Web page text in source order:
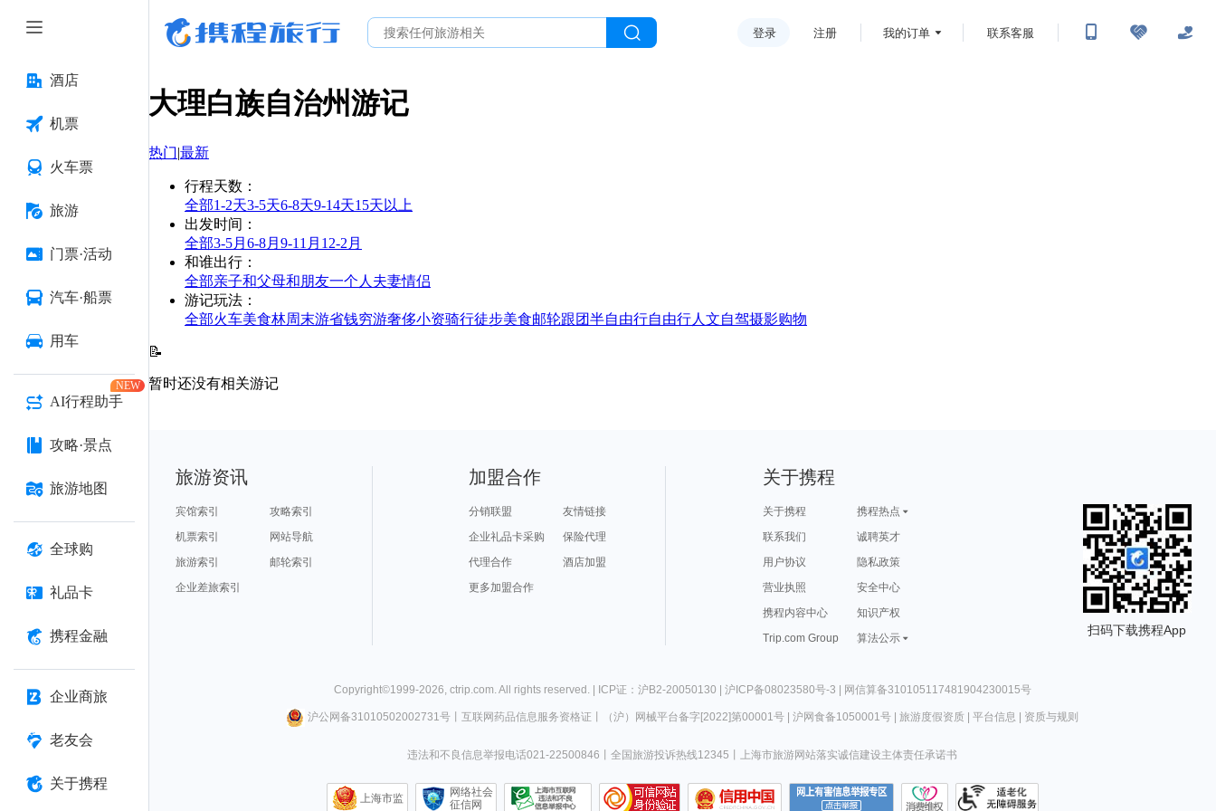
酒店
机票
火车票
旅游
门票·活动
汽车·船票
用车
AI行程助手
NEW
攻略·景点
旅游地图
全球购
礼品卡
携程金融
企业商旅
老友会
关于携程
登录 注册 我的订单 联系客服
大理白族自治州游记
热门|最新
行程天数 ：
全部1-2天3-5天6-8天9-14天15天以上
出发时间 ：
全部3-5月 6-8月 9-11月 12-2月
和谁出行 ：
全部亲子和父母和朋友一个人 夫妻情侣
游记玩法 ：
全部火车美食林周末游省钱穷游奢侈小资骑行徒步美食邮轮跟团半自由行自由行人文自驾摄影购物
📝
暂时还没有相关游记
旅游资讯
宾馆索引
攻略索引
机票索引
网站导航
旅游索引
邮轮索引
企业差旅索引
加盟合作
分销联盟
友情链接
企业礼品卡采购
保险代理
代理合作
酒店加盟
更多加盟合作
关于携程
关于携程
携程热点
联系我们
诚聘英才
用户协议
隐私政策
营业执照
安全中心
携程内容中心
知识产权
Trip.com Group
算法公示
扫码下载携程App
Copyright©1999-2026, ctrip.com. All rights reserved. | ICP证：沪B2-20050130 | 沪ICP备08023580号-3 | 网信算备310105117481904230015号
沪公网备31010502002731号丨 互联网药品信息服务资格证 （沪）网械平台备字[2022]第00001号| 沪网食备1050001号| 旅游度假资质| 平台信息 资质与规则
违法和不良信息举报电话021-22500846 全国旅游投诉热线12345 上海市旅游网站落实诚信建设主体责任承诺书
上海市监
网络社会
征信网